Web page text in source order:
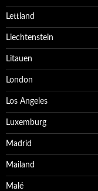
Lettland
Liechtenstein
Litauen
London
Los Angeles
Luxemburg
Madrid
Mailand
Malé